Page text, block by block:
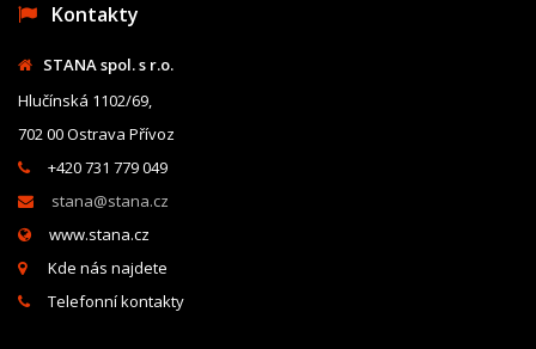
Kontakty
STANA spol. s r.o.
Hlučínská 1102/69,
702 00 Ostrava Přívoz
+420 731 779 049
stana@stana.cz
www.stana.cz
Kde nás najdete
Telefonní kontakty